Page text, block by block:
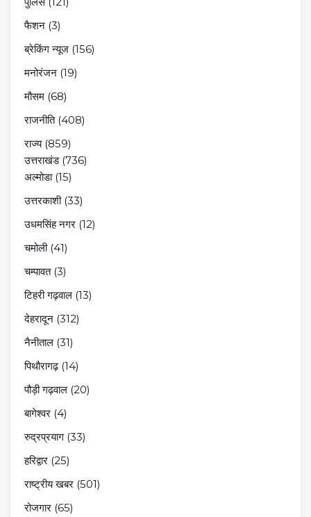
फैशन (3)
ब्रेकिंग न्यूज (156)
मनोरंजन (19)
मौसम (68)
राजनीति(408)
राज्य(859)
उत्तराखंड(736)
अल्मोडा(15)
उत्तरकाशी(33)
उधमसिंह नगर (12)
चमोली(41)
चम्पावत(3)
टिहरी गढ़वाल (13)
देहरादून (312)
नैनीताल (31)
पिथौरागढ़(14)
पौड़ी गढ़वाल (20)
बागेश्वर (4)
रुद्रप्रयाग (33)
हरिद्वार (25)
राष्ट्रीय खबर (501)
रोजगार (65)